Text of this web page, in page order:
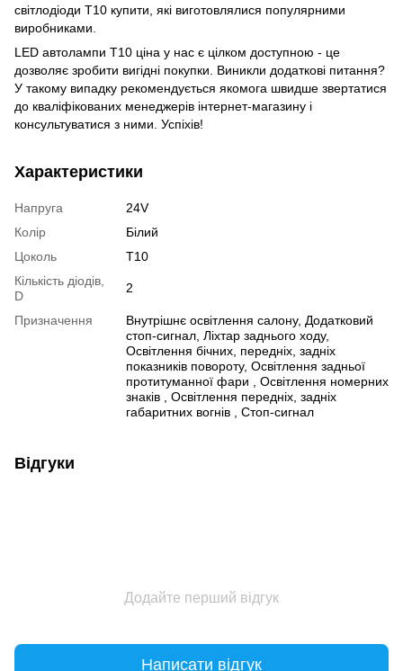
світлодіоди Т10 купити, які виготовлялися популярними
виробниками.
LED автолампи Т10 ціна у нас є цілком доступною - це
дозволяє зробити вигідні покупки. Виникли додаткові питання?
У такому випадку рекомендується якомога швидше звертатися
до кваліфікованих менеджерів інтернет-магазину і
консультуватися з ними. Успіхів!
Характеристики
Напруга
24V
Колір
Білий
Цоколь
T10
Кількість діодів,
D
2
Призначення
Внутрішнє освітлення салону, Додатковий
стоп-сигнал, Ліхтар заднього ходу,
Освітлення бічних, передніх, задніх
показників повороту, Освітлення задньої
протитуманної фари , Освітлення номерних
знаків , Освітлення передніх, задніх
габаритних вогнів , Стоп-сигнал
Відгуки
Додайте перший відгук
Написати відгук